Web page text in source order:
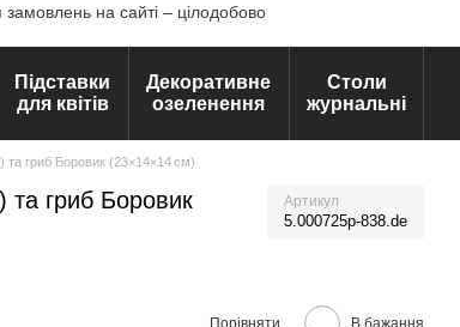
на сайті – цілодобово
Підставки
для квітів
Декоративне
озеленення
Столи
журнальні
та гриб Боровик (23×14×14 см)
та гриб Боровик
Артикул
5.000725р-838.de
Порівняти В бажання